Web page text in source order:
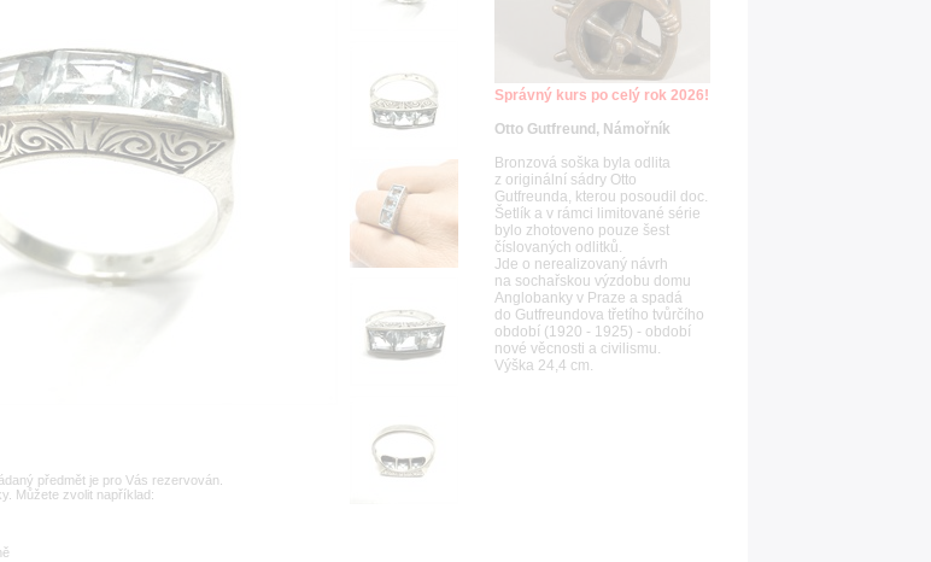
předmět je pro Vás rezervován.
Můžete zvolit například:
Správný kurs po celý rok 2026!
Otto Gutfreund, Námořník
Bronzová soška byla odlita
z originální sádry Otto
Gutfreunda, kterou posoudil doc.
Šetlík a v rámci limitované série
bylo zhotoveno pouze šest
číslovaných odlitků.
Jde o nerealizovaný návrh
na sochařskou výzdobu domu
Anglobanky v Praze a spadá
do Gutfreundova třetího tvůrčího
období (1920 - 1925) - období
nové věcnosti a civilismu.
Výška 24,4 cm.